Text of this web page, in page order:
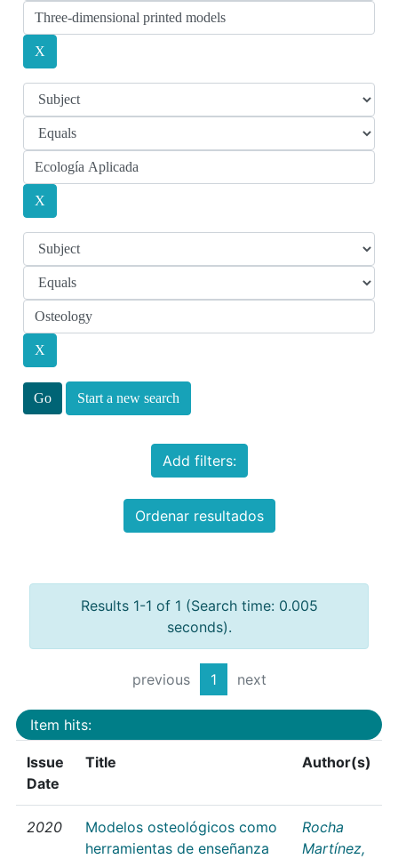
Start a new search
Add filters:
Ordenar resultados
Results 1-1 of 1 (Search time: 0.005
seconds).
previous 1 next
Item hits:
Issue
Date
Title Author(s)
2020
Modelos osteológicos como
herramientas de enseñanza
Rocha
Martínez,